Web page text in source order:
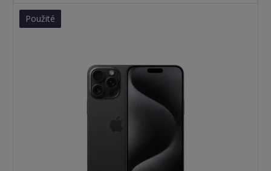
Použité